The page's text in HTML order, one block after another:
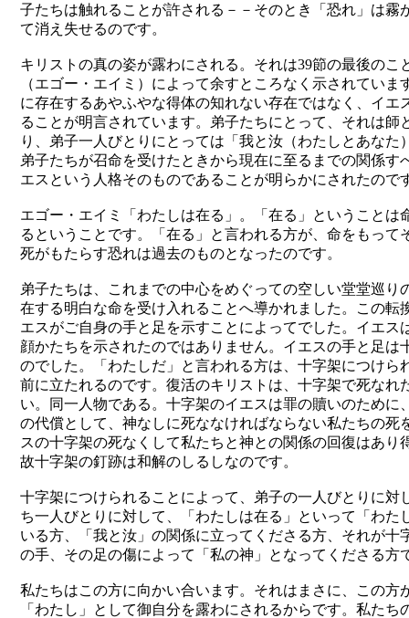
子たちは触れることが許される－－そのとき「恐れ」は霧
て消え失せるのです。
キリストの真の姿が露わにされる。それは39節の最後のこ
（エゴー・エイミ）によって余すところなく示されていま
に存在するあやふやな得体の知れない存在ではなく、イエ
ることが明言されています。弟子たちにとって、それは師
り、弟子一人びとりにとっては「我と汝（わたしとあなた
弟子たちが召命を受けたときから現在に至るまでの関係す
エスという人格そのものであることが明らかにされたので
エゴー・エイミ「わたしは在る」。「在る」ということは
るということです。「在る」と言われる方が、命をもって
死がもたらす恐れは過去のものとなったのです。
弟子たちは、これまでの中心をめぐっての空しい堂堂巡り
在する明白な命を受け入れることへ導かれました。この転
エスがご自身の手と足を示すことによってでした。イエス
顔かたちを示されたのではありません。イエスの手と足は
のでした。「わたしだ」と言われる方は、十字架につけら
前に立たれるのです。復活のキリストは、十字架で死なれ
い。同一人物である。十字架のイエスは罪の贖いのために
の代償として、神なしに死ななければならない私たちの死
スの十字架の死なくして私たちと神との関係の回復はあり
故十字架の釘跡は和解のしるしなのです。
十字架につけられることによって、弟子の一人びとりに対
ち一人びとりに対して、「わたしは在る」といって「わた
いる方、「我と汝」の関係に立ってくださる方、それが十
の手、その足の傷によって「私の神」となってくださる方
私たちはこの方に向かい合います。それはまさに、この方
「わたし」として御自分を露わにされるからです。私たち